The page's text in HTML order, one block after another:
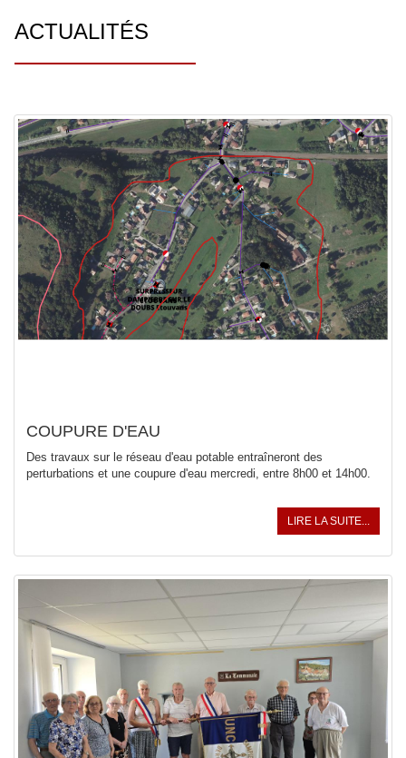
ACTUALITÉS
COUPURE D'EAU
Des travaux sur le réseau d'eau potable entraîneront des
perturbations et une coupure d'eau mercredi, entre 8h00 et 14h00.
LIRE LA SUITE...